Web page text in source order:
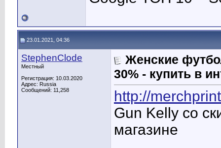
23.01.2021, 04:36
StephenClode
Местный
Регистрация: 10.03.2020
Адрес: Russia
Сообщений: 11,258
Женские
30% - купить в
http://
Gun Kelly со
магазине